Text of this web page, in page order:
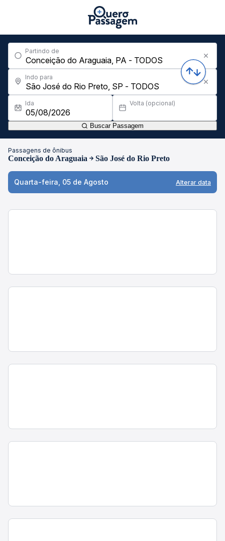
Partindo de
Indo para
Ida Volta (opcional)
Buscar Passagem
Passagens de ônibus
Conceição do Araguaia São José do Rio Preto
Quarta-feira, 05 de Agosto Alterar data